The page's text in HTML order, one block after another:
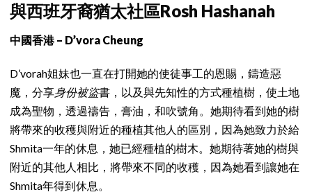
與西班牙裔猶太社區Rosh Hashanah
中國香港 – D’vora Cheung
D’vorah姐妹也一直在打開她的使徒事工的恩賜，鑄造惡
魔，分享身份被盜書，以及與先知性的方式種植樹，使土地
成為聖物，透過禱告，膏油，和吹號角。她期待看到她的樹
將帶來的收穫與附近的種植其他人的區別，因為她致力於給
Shmita一年的休息，她已經種植的樹木。她期待著她的樹與
附近的其他人相比，將帶來不同的收穫，因為她看到讓她在
Shmita年得到休息。